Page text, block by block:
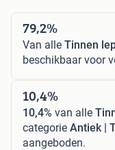
79,2%
Van alle Tinnen
beschikbaar voor
10,4%
10,4% van alle
categorie Antiek |
aangeboden.